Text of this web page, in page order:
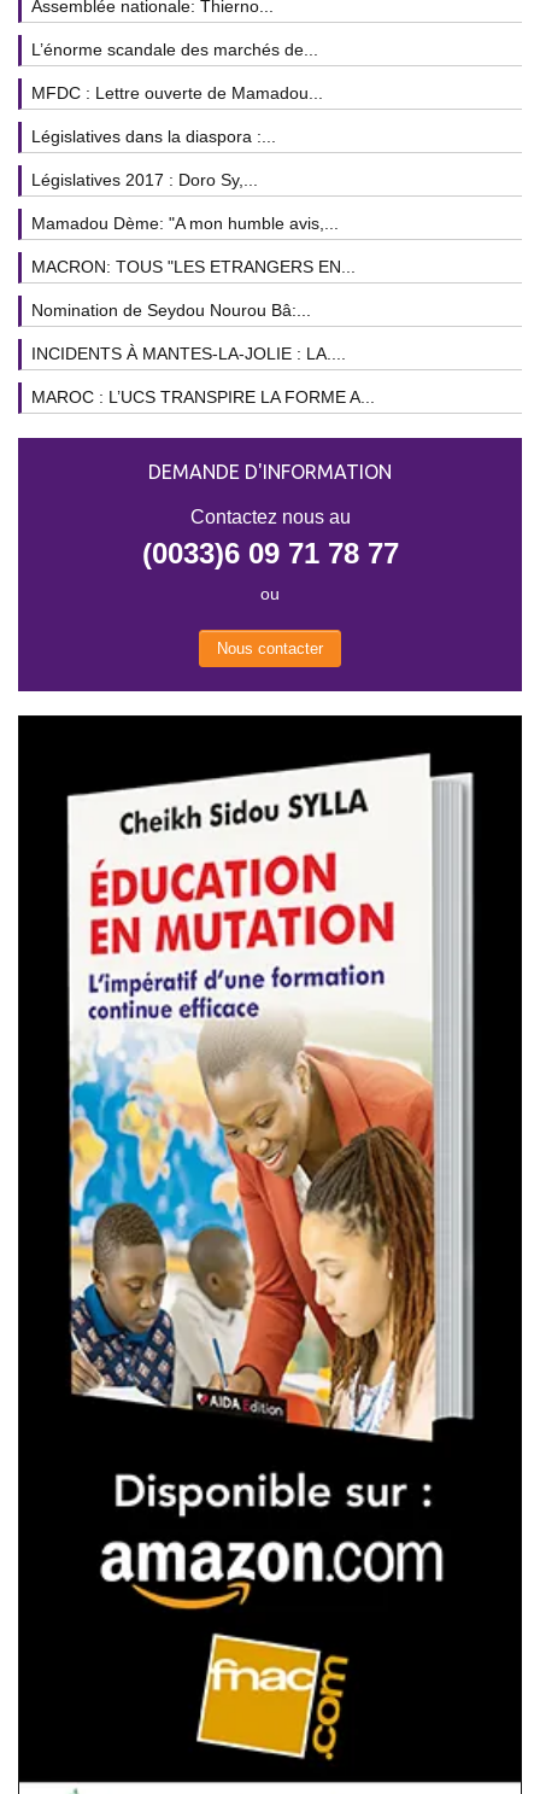
Assemblée nationale: Thierno...
L’énorme scandale des marchés de...
MFDC : Lettre ouverte de Mamadou...
Législatives dans la diaspora :...
Législatives 2017 : Doro Sy,...
Mamadou Dème: "A mon humble avis,...
MACRON: TOUS "LES ETRANGERS EN...
Nomination de Seydou Nourou Bâ:...
INCIDENTS À MANTES-LA-JOLIE : LA....
MAROC : L’UCS TRANSPIRE LA FORME A...
DEMANDE D'INFORMATION
Contactez nous au
(0033)6 09 71 78 77
ou
Nous contacter